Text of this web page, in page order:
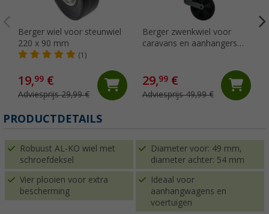
Berger wiel voor steunwiel
220 x 90 mm
(1)
19,99 €
Adviesprijs 29,99 €
Berger zwenkwiel voor
caravans en aanhangers
29,99€
Adviesprijs 49,99 €
PRODUCTDETAILS
Robuust AL-KO wiel met
schroefdeksel
Diameter voor: 49 mm,
diameter achter: 54 mm
Vier plooien voor extra
bescherming
Ideaal voor
aanhangwagens en
voertuigen